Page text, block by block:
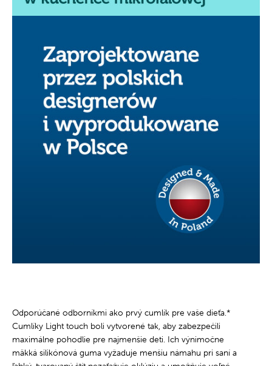
Odporúčané odborníkmi ako prvý cumlík pre vaše dieťa.*
Cumlíky Light touch boli vytvorené tak, aby zabezpečili
maximálne pohodlie pre najmenšie deti. Ich výnimočne
mäkká silikónová guma vyžaduje menšiu námahu pri saní a